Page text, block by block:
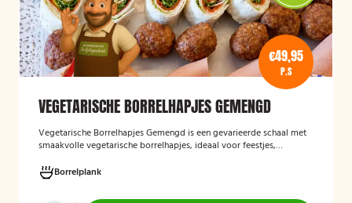
€49,95
P.S
VEGETARISCHE BORRELHAPJES GEMENGD
Vegetarische Borrelhapjes Gemengd is een gevarieerde schaal met
smaakvolle vegetarische borrelhapjes, ideaal voor feestjes,
feestelijke mix van vegetarische lekkernijen die geschikt zijn voor
zowel vegetariërs als andere gasten.
Borrelplank